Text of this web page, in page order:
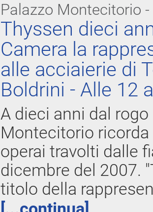
Palazzo Montecitorio
Thyssen dieci
Camera la
alle acciaierie di
Boldrini - Alle 12
A dieci anni dal
Montecitorio
operai travolti dalle
dicembre del 2007.
titolo della